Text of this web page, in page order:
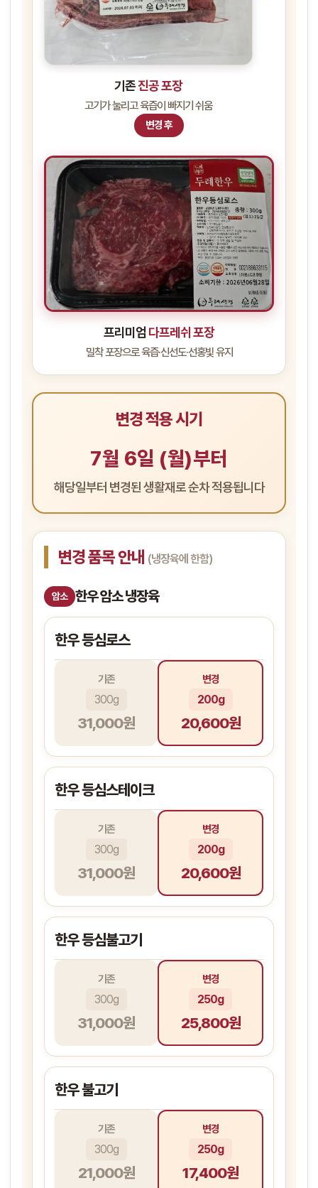
기존진공 포장
고기가 눌리고 육즙이 빠지기 쉬움
변경 후
프리미엄 다프레쉬 포장
밀착 포장으로 육즙·신선도·선홍빛 유지
변경 적용 시기
7월 6일 (월)부터
해당일부터 변경된 생활재로 순차 적용됩니다
변경 품목 안내 (냉장육에 한함)
암소 한우 암소 냉장육
한우 등심로스
기존
31,000원
300g
변경
20,600원
200g
한우 등심스테이크
기존
31,000원
300g
변경
20,600원
200g
한우 등심불고기
기존
31,000원
300g
변경
25,800원
250g
한우 불고기
기존
21,000원
300g
변경
17,400원
250g